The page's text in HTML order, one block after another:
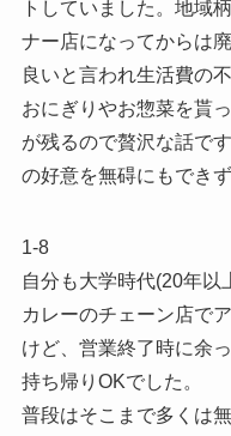
トしていました。地域
ナー店になってからは
良いと言われ生活費の
おにぎりやお惣菜を貰
が残るので贅沢な話で
の好意を無碍にもでき
1-8
自分も大学時代(20年以
カレーのチェーン店で
けど、営業終了時に余
持ち帰りOKでした。
普段はそこまで多くは